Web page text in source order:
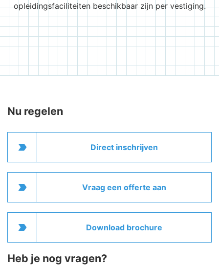
opleidingsfaciliteiten beschikbaar zijn per vestiging.
Nu regelen
label_important Direct inschrijven
label_important Vraag een offerte aan
label_important Download brochure
Heb je nog vragen?